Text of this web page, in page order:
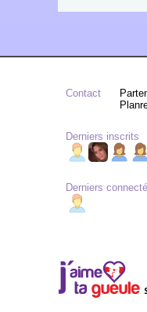
Contact
Derniers inscrits
Derniers